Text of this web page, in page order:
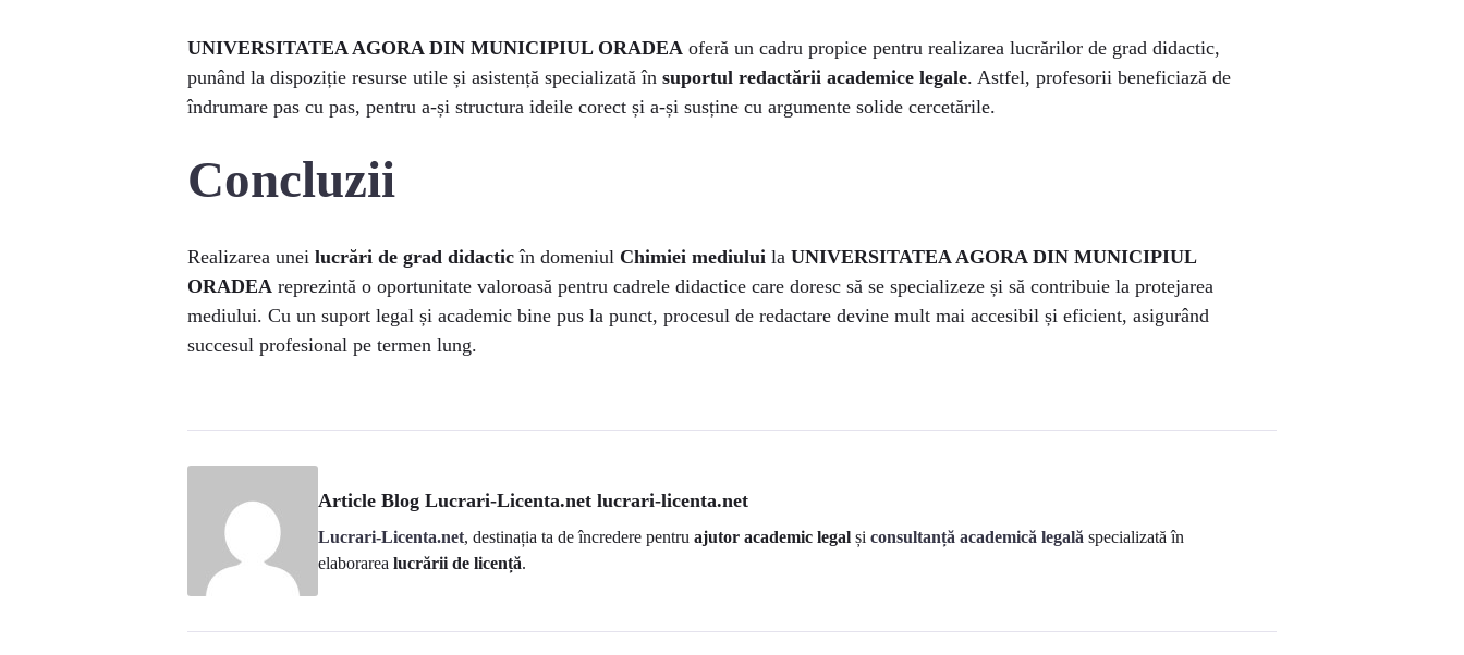
UNIVERSITATEA AGORA DIN MUNICIPIUL ORADEA oferă un cadru propice pentru realizarea lucrărilor de grad didactic,
punând la dispoziție resurse utile și asistență specializată în suportul redactării academice legale. Astfel, profesorii beneficiază de
îndrumare pas cu pas, pentru a-și structura ideile corect și a-și susține cu argumente solide cercetările.
Concluzii
Realizarea unei lucrări de grad didactic în domeniul Chimiei mediului la UNIVERSITATEA AGORA DIN MUNICIPIUL
ORADEA reprezintă o oportunitate valoroasă pentru cadrele didactice care doresc să se specializeze și să contribuie la protejarea
mediului. Cu un suport legal și academic bine pus la punct, procesul de redactare devine mult mai accesibil și eficient, asigurând
succesul profesional pe termen lung.
Article Blog Lucrari-Licenta.net lucrari-licenta.net
Lucrari-Licenta.net, destinația ta de încredere pentru ajutor academic legal și consultanță academică legală specializată în
elaborarea lucrării de licență.